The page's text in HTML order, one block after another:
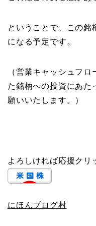
ということで、この銘
になる予定です。
（営業キャッシュフ
た銘柄への投資にあた
願いいたします。）
よろしければ応援クリ
にほんブログ村